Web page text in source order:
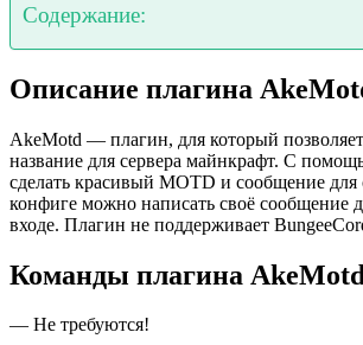
Содержание:
Описание плагина
AkeMotd — плагин, для который позволяет
название для сервера майнкрафт. С
сделать красивый MOTD и сообщение для
конфиге можно написать своё сообщение
входе. Плагин не поддерживает
Команды плагина
— Не требуются!